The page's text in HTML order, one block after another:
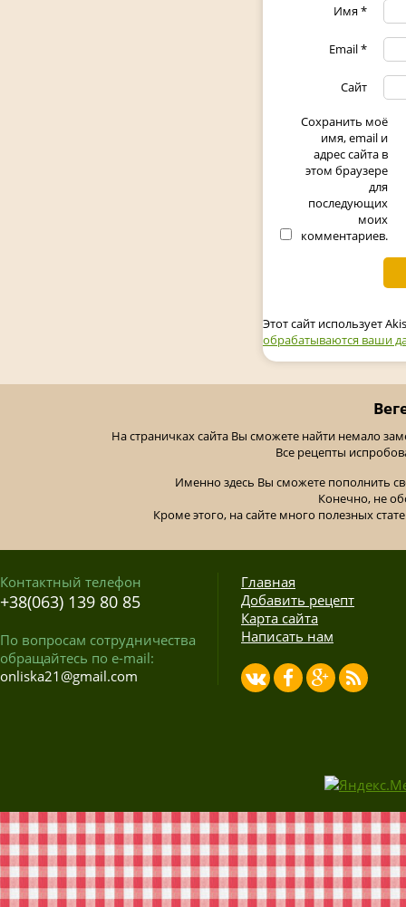
Имя*
Email*
Сайт
Сохранить моё
имя, email и
адрес сайта в
этом браузере
для
последующих
моих
комментариев.
Этот сайт использует
обрабатываются ваши
На страничках сайта Вы сможете найти немало
Все рецепты
Именно здесь Вы сможете пополнить
Конечно, не
Кроме этого, на сайте много полезных
Контактный телефон
+38(063) 139 80 85
По вопросам сотрудничества
обращайтесь по e-mail:
onliska21@gmail.com
Главная
Добавить рецепт
Карта сайта
Написать нам